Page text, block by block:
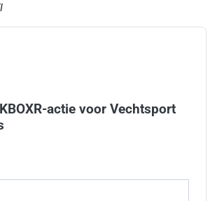
actie voor Vechtsport